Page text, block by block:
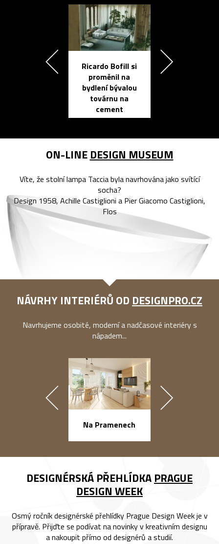
Ricardo Bofill si
proměnil na
bydlení bývalou
továrnu na
cement
ON-LINE DESIGN MUSEUM
Víte, že stolní lampa Taccia byla navrhována jako svítící
socha?
Design 1958, Achille Castiglioni a Pier Giacomo Castiglioni,
Flos
NÁVRHY INTERIÉRŮ OD DESIGNPRO.CZ
Navrhujeme osobité, moderní a nadčasové interiéry s
nápadem...
Na Pramenech
DESIGNÉRSKÁ PŘEHLÍDKA PRAGUE
DESIGN WEEK
Osmý ročník designérské přehlídky Prague Design Week je v
přípravě. Přijďte se podívat na novinky v kreativním designu
a nakoupit přímo od designérů a studií.